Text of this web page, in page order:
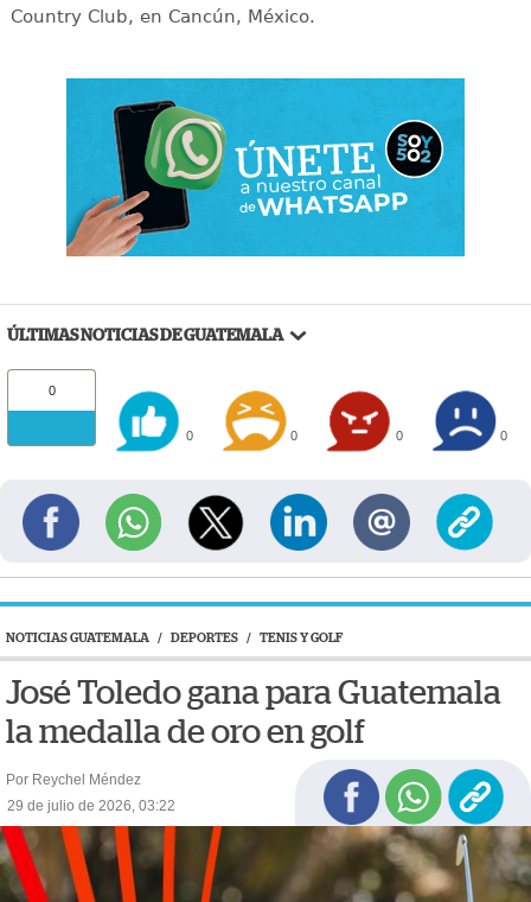
Country Club, en Cancún, México.
ÚLTIMAS NOTICIAS DE GUATEMALA
0
0 0 0 0
NOTICIAS GUATEMALA / DEPORTES / TENIS Y GOLF
José Toledo gana para Guatemala
la medalla de oro en golf
Por Reychel Méndez
29 de julio de 2026, 03:22